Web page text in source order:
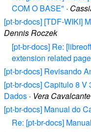
COM O BASE" ·
[pt-br-docs] [TDF-WIKI]
Dennis Roczek
[pt-br-docs] Re:
extension related
[pt-br-docs] Revisando
[pt-br-docs] Capitulo 8
Dados · Vera Cavalcante
[pt-br-docs] Manual do
Re: [pt-br-docs]